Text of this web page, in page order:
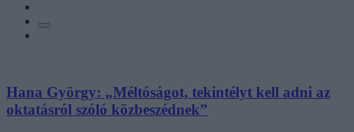
Hana György: „Méltóságot, tekintélyt kell adni az
oktatásról szóló közbeszédnek”